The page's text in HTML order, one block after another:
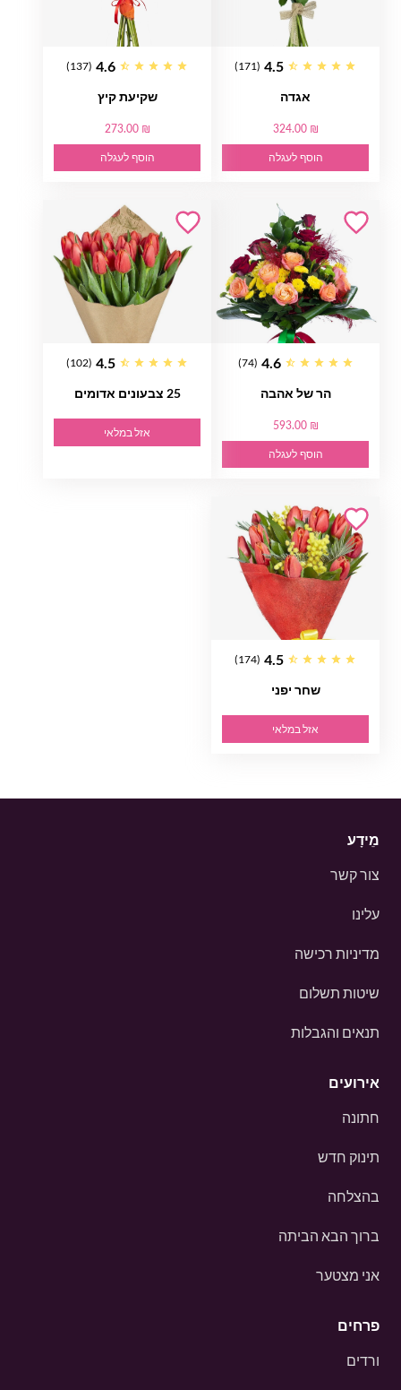
4.5
(171)
אגדה
324.00 ₪
הוסף לעגלה
4.6
(137)
שקיעת קיץ
273.00 ₪
הוסף לעגלה
4.6
(74)
הר של אהבה
593.00 ₪
הוסף לעגלה
4.5
(102)
25 צבעונים אדומים
אזל במלאי
4.5
(174)
שחר יפני
אזל במלאי
מֵידָע
צור קשר
עלינו
מדיניות רכישה
שיטות תשלום
תנאים והגבלות
אירועים
חתונה
תינוק חדש
בהצלחה
ברוך הבא הביתה
אני מצטער
פרחים
ורדים